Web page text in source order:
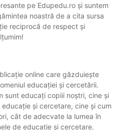
pe Edupedu.ro și suntem
noastră de a cita sursa
reciprocă de respect și
online care găzduiește
educației și cercetării.
sunt educați copiii noștri, cine și
și cercetare, cine și cum
cât de adecvate la lumea în
de educație și cercetare.